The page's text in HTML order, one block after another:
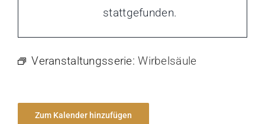
stattgefunden.
Veranstaltungsserie:Wirbelsäule
Zum Kalender hinzufügen